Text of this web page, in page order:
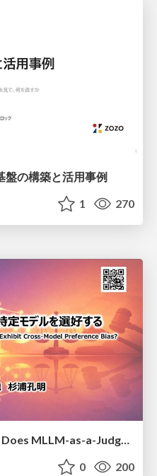
の構築と活用事例
1 270
[MIRU26] To What Extent Does MLLM-as-a-Judge Exhibit Cross-Model Preference Bias?
0 200